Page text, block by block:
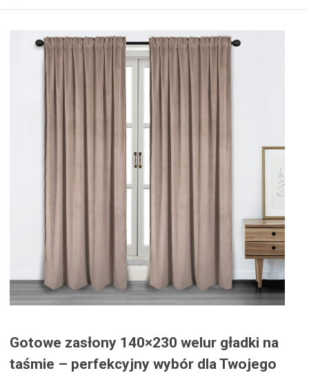
Gotowe zasłony 140×230 welur gładki na
taśmie – perfekcyjny wybór dla Twojego